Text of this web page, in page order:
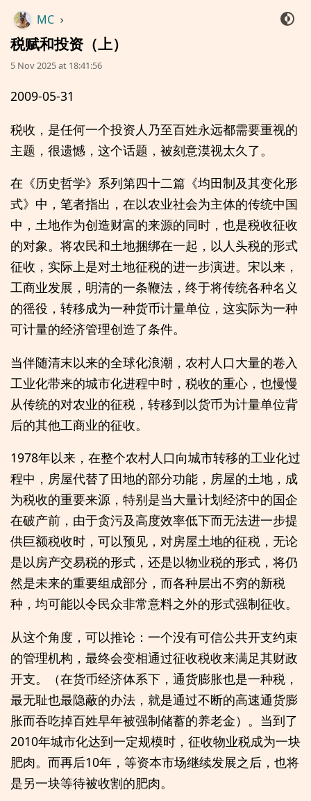
MC ›
税赋和投资（上）
5 Nov 2025 at 18:41:56
2009-05-31
税收，是任何一个投资人乃至百姓永远都需要重视的
主题，很遗憾，这个话题，被刻意漠视太久了。
在《历史哲学》系列第四十二篇《均田制及其变化形
式》中，笔者指出，在以农业社会为主体的传统中国
中，土地作为创造财富的来源的同时，也是税收征收
的对象。将农民和土地捆绑在一起，以人头税的形式
征收，实际上是对土地征税的进一步演进。宋以来，
工商业发展，明清的一条鞭法，终于将传统各种名义
的徭役，转移成为一种货币计量单位，这实际为一种
可计量的经济管理创造了条件。
当伴随清末以来的全球化浪潮，农村人口大量的卷入
工业化带来的城市化进程中时，税收的重心，也慢慢
从传统的对农业的征税，转移到以货币为计量单位背
后的其他工商业的征收。
1978年以来，在整个农村人口向城市转移的工业化过
程中，房屋代替了田地的部分功能，房屋的土地，成
为税收的重要来源，特别是当大量计划经济中的国企
在破产前，由于贪污及高度效率低下而无法进一步提
供巨额税收时，可以预见，对房屋土地的征税，无论
是以房产交易税的形式，还是以物业税的形式，将仍
然是未来的重要组成部分，而各种层出不穷的新税
种，均可能以令民众非常意料之外的形式强制征收。
从这个角度，可以推论：一个没有可信公共开支约束
的管理机构，最终会变相通过征收税收来满足其财政
开支。（在货币经济体系下，通货膨胀也是一种税，
最无耻也最隐蔽的办法，就是通过不断的高速通货膨
胀而吞吃掉百姓早年被强制储蓄的养老金）。当到了
2010年城市化达到一定规模时，征收物业税成为一块
肥肉。而再后10年，等资本市场继续发展之后，也将
是另一块等待被收割的肥肉。